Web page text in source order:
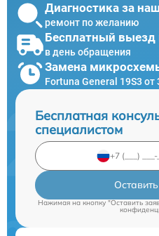
Диагностика за
ремонт по желанию
Бесплатный выезд
в день обращения
Замена
Fortuna General 19S3 от
Бесплатная
специалистом
Нажимая на кнопку "Оставить